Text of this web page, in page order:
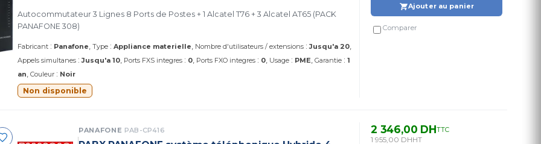
Autocommutateur 3 Lignes 8 Ports de Postes + 1 Alcatel T76 + 3 Alcatel AT65 (PACK
PANAFONE 308)
Fabricant : Panafone Type : Appliance materielle Nombre d'utilisateurs / extensions :Jusqu'a 20
Appels simultanes :Jusqu'a 10 Ports FXS integres : 0 Ports FXO integres : 0 Usage : PME Garantie : 1
an Couleur : Noir
Non disponible
Ajouter au panier
Comparer
PANAFONE PAB-CP416 2 346,00 DHTTC
1 955,00 DHHT